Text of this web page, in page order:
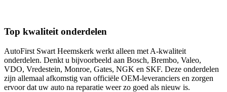
Top kwaliteit onderdelen
AutoFirst Swart Heemskerk werkt alleen met A-kwaliteit
onderdelen. Denkt u bijvoorbeeld aan Bosch, Brembo, Valeo,
VDO, Vredestein, Monroe, Gates, NGK en SKF. Deze onderdelen
zijn allemaal afkomstig van officiële OEM-leveranciers en zorgen
ervoor dat uw auto na reparatie weer zo goed als nieuw is.